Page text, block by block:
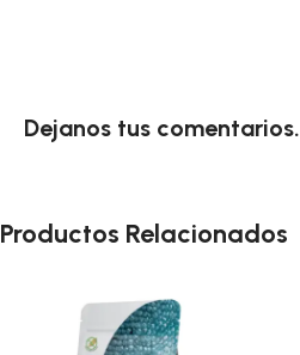
Dejanos tus comentarios.
Productos Relacionados